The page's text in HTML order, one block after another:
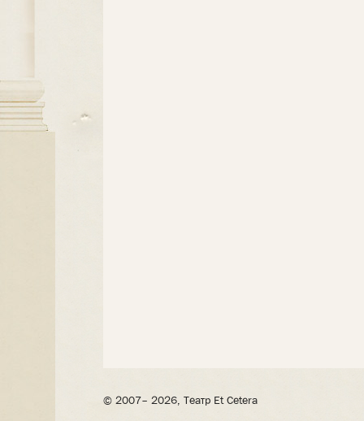
© 2007– 2026, Театр Et Cetera